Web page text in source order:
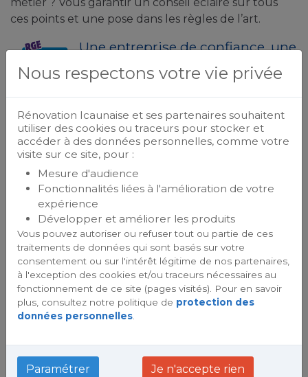
ces points et une pose dans les règles de l’art.
Une entreprise de confiance, une
Assurance de Qualité
Qualification et Certification Qualibat
gage de l'expertise technique au
service du consommateur... à votre service.
Nous respectons votre vie privée
Rénovation Icaunaise et ses partenaires souhaitent
utiliser des cookies ou traceurs pour stocker et
accéder à des données personnelles, comme votre
visite sur ce site, pour :
Mesure d'audience
Fonctionnalités liées à l'amélioration de votre
expérience
Développer et améliorer les produits
Vous pouvez autoriser ou refuser tout ou partie de ces
traitements de données qui sont basés sur votre
consentement ou sur l'intérêt légitime de nos partenaires,
à l'exception des cookies et/ou traceurs nécessaires au
fonctionnement de ce site (pages visités). Pour en savoir
plus, consultez notre politique de protection des
données personnelles
Paramétrer Je n'accepte rien